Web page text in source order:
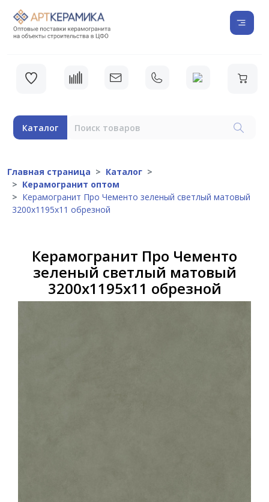
Каталог
Главная страница
Каталог
Керамогранит оптом
Керамогранит Про Чементо зеленый светлый матовый
3200х1195х11 обрезной
Керамогранит Про Чементо
зеленый светлый матовый
3200х1195х11 обрезной